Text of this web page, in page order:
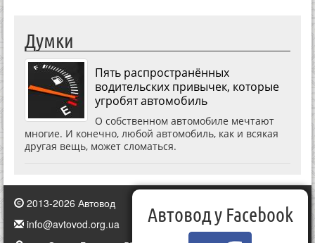
Думки
Пять распространённых
водительских привычек, которые
угробят автомобиль
О собственном автомобиле мечтают
многие. И конечно, любой автомобиль, как и всякая
другая вещь, может сломаться.
2013-2026 Автовод
info@avtovod.org.ua
Автовод у Facebook